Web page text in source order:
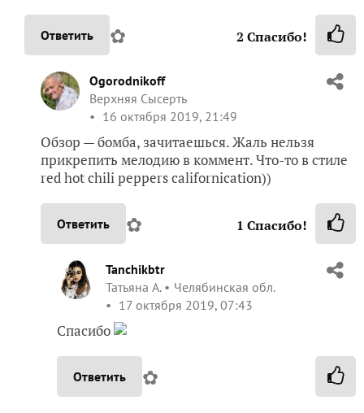
Ответить ✿ 2 Спасибо!
Ogorodnikoff
Верхняя Сысерть
16 октября 2019, 21:49
Обзор — бомба, зачитаешься. Жаль нельзя
прикрепить мелодию в коммент. Что-то в стиле
red hot chili peppers californication))
Ответить ✿ 1 Спасибо!
Tanchikbtr
Татьяна А.
Челябинская обл.
17 октября 2019, 07:43
Спасибо
Ответить ✿